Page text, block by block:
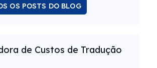
OS POSTS DO BLOG
de Custos de Tradução